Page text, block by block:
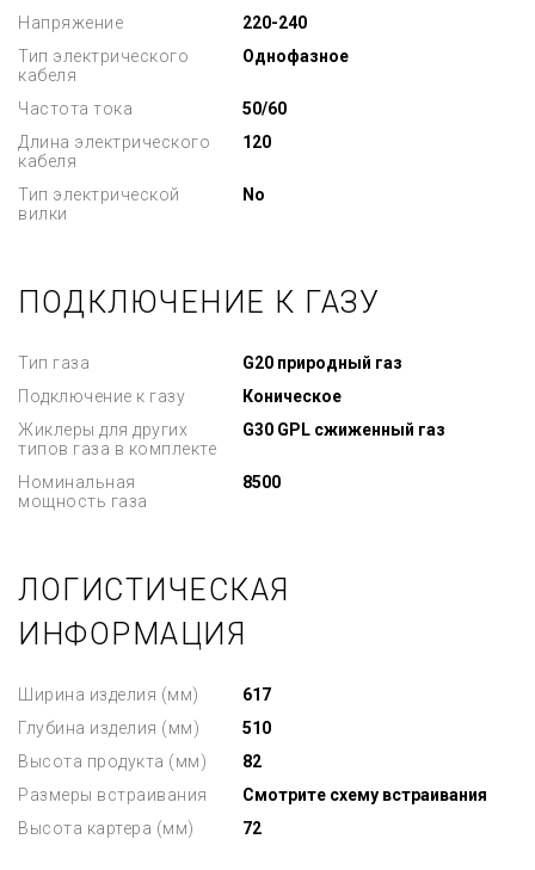
Напряжение
220-240
Тип электрического
кабеля
Однофазное
Частота тока
50/60
Длина электрического
кабеля
120
Тип электрической
вилки
No
ПОДКЛЮЧЕНИЕ К ГАЗУ
Тип газа
G20 природный газ
Подключение к газу
Коническое
Жиклеры для других
типов газа в комплекте
G30 GPL сжиженный газ
Номинальная
мощность газа
8500
ЛОГИСТИЧЕСКАЯ
ИНФОРМАЦИЯ
Ширина изделия (мм)
617
Глубина изделия (мм)
510
Высота продукта (мм)
82
Размеры встраивания
Смотрите схему встраивания
Высота картера (мм)
72